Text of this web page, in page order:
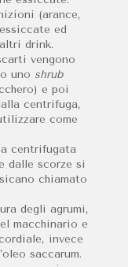
(arance,
ed
drink.
vengono
uno shrub
e poi
centrifuga,
come
centrifugata
dalle scorze si
chiamato
degli agrumi,
macchinario e
invece
saccarum.